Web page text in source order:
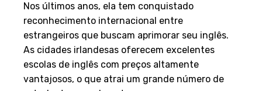
Nos últimos anos, ela tem conquistado
reconhecimento internacional entre
estrangeiros que buscam aprimorar seu inglês.
As cidades irlandesas oferecem excelentes
escolas de inglês com preços altamente
vantajosos, o que atrai um grande número de